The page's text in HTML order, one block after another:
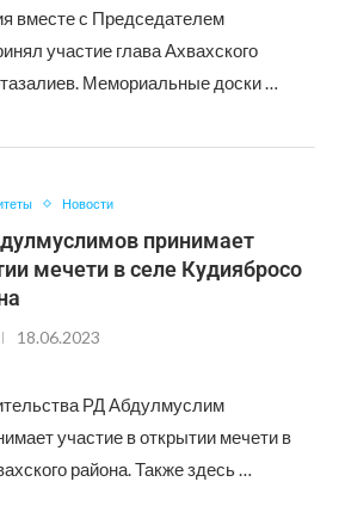
вместе с Председателем
участие глава Ахвахского
Мемориальные доски …
Новости
принимает
мечети в селе Кудиябросо
18.06.2023
РД Абдулмуслим
участие в открытии мечети в
района. Также здесь …